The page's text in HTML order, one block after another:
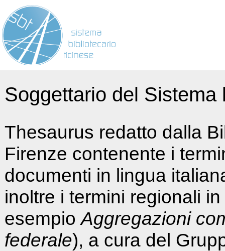
Soggettario del
Thesaurus redatto dalla
Firenze contenente i
documenti in lingua
inoltre i termini regionali
esempioAggregazioni
federale), a cura del